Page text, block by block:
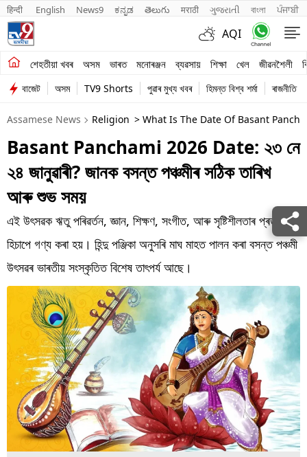
हिन्दी English News9 ಕನ್ನಡ తెలుగు मराठी ગુજરાતી বাংলা ਪੰਜਾਬੀ
AQI
শেহতীয়া খবৰ অসম ভাৰত মনোৰঞ্জন ব্যৱসায় শিক্ষা খেল জীৱনশৈলী
শেহতীয়া খবৰ
অসম
ভাৰত
মনোৰঞ্জন
শিক্ষা
খেল
প্ৰযুক্তি
Videos
বাজেট অসম TV9 Shorts পুৱাৰ মুখ্য খবৰ হিমন্ত বিশ্ব শৰ্মা ৰাজনীতি
Assamese News Religion > What Is The Date Of Basant
Basant Panchami 2026 Date: ২৩ নে
২৪ জানুৱাৰী? জানক বসন্ত পঞ্চমীৰ সঠিক তাৰিখ
আৰু শুভ সময়
এই উৎসৱক ঋতু পৰিৱৰ্তন, জ্ঞান, শিক্ষণ, সংগীত, আৰু সৃষ্টিশীলতাৰ প্ৰতীক
হিচাপে গণ্য কৰা হয়। হিন্দু পঞ্জিকা অনুসৰি মাঘ মাহত পালন কৰা বসন্ত পঞ্চমী
উৎসৱৰ ভাৰতীয় সংস্কৃতিত বিশেষ তাৎপৰ্য আছে।